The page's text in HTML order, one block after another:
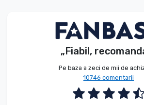
„Fiabil,
Pe baza a zeci de mii de
10746 comentarii